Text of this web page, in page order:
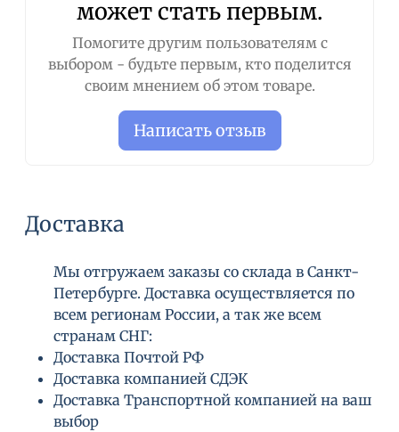
может стать первым.
Помогите другим пользователям с
выбором - будьте первым, кто поделится
своим мнением об этом товаре.
Написать отзыв
Доставка
Мы отгружаем заказы со склада в Санкт-
Петербурге. Доставка осуществляется по
всем регионам России, а так же всем
странам СНГ:
Доставка Почтой РФ
Доставка компанией СДЭК
Доставка Транспортной компанией на ваш
выбор